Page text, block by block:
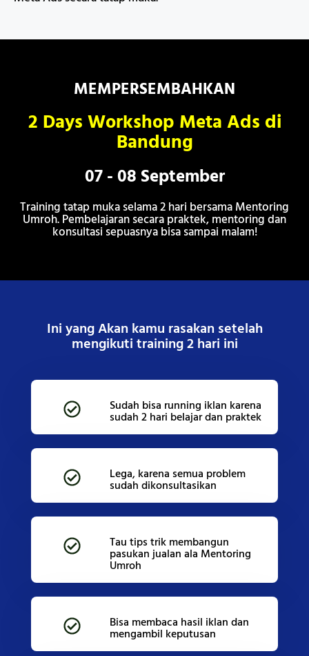
MEMPERSEMBAHKAN
2 Days Workshop Meta Ads di
Bandung
07 - 08 September
Training tatap muka selama 2 hari bersama Mentoring
Umroh. Pembelajaran secara praktek, mentoring dan
konsultasi sepuasnya bisa sampai malam!
Ini yang Akan kamu rasakan setelah
mengikuti training 2 hari ini
Sudah bisa running iklan karena
sudah 2 hari belajar dan praktek
Lega, karena semua problem
sudah dikonsultasikan
Tau tips trik membangun
pasukan jualan ala Mentoring
Umroh
Bisa membaca hasil iklan dan
mengambil keputusan